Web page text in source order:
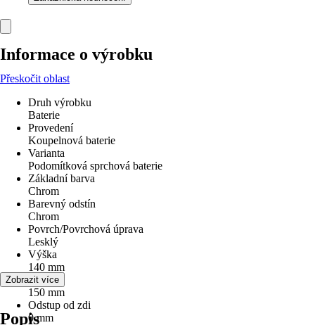
Informace o výrobku
Přeskočit oblast
Druh výrobku
Baterie
Provedení
Koupelnová baterie
Varianta
Podomítková sprchová baterie
Základní barva
Chrom
Barevný odstín
Chrom
Povrch/Povrchová úprava
Lesklý
Výška
140 mm
Šířka
150 mm
Odstup od zdi
0 mm
Zobrazit více
Popis